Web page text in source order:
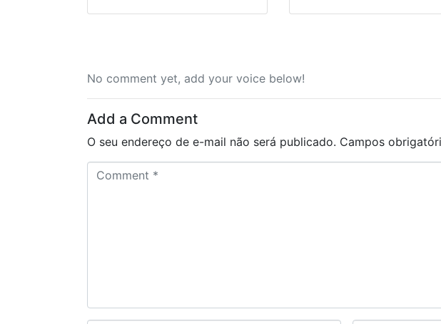
No comment yet, add your voice below!
Add a Comment
O seu endereço de e-mail não será publicado. Campos